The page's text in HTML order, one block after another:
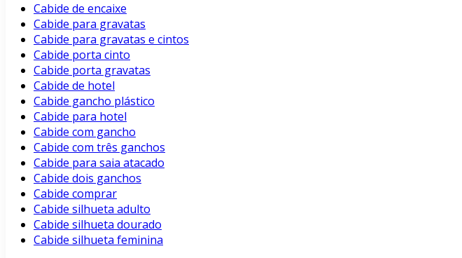
Cabide de encaixe
Cabide para gravatas
Cabide para gravatas e cintos
Cabide porta cinto
Cabide porta gravatas
Cabide de hotel
Cabide gancho plástico
Cabide para hotel
Cabide com gancho
Cabide com três ganchos
Cabide para saia atacado
Cabide dois ganchos
Cabide comprar
Cabide silhueta adulto
Cabide silhueta dourado
Cabide silhueta feminina